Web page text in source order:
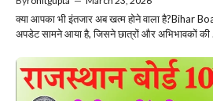
क्या आपका भी इंतजार अब खत्म होने वाला है?Bihar
अपडेट सामने आया है, जिसने छात्रों और अभिभावकों की